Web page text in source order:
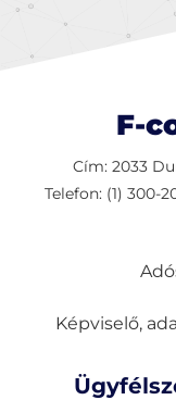
F-
Cím: 2033
Telefon: (1) 300-
Képviselő,